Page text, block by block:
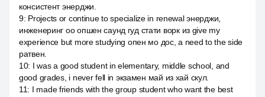
консистент энерджи.
9: Projects or continue to specialize in renewal энерджи,
инженеринг оо опшен саунд гуд стати ворк из give my
experience but more studying опен мо дос, а need to the side
ратвен.
10: I was a good student in elementary, middle school, and
good grades, i never fell in экзамен май из хай скул.
11: I made friends with the group student who want the best